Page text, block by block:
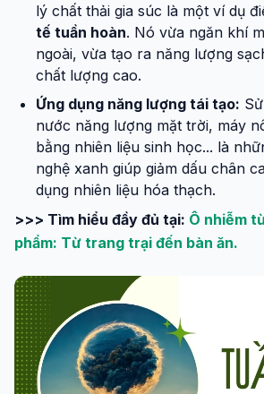
lý chất thải gia súc là một ví dụ
tế tuần hoàn. Nó vừa ngăn khí
ngoài, vừa tạo ra năng lượng
chất lượng cao.
Ứng dụng năng lượng tái tạo:
nước năng lượng mặt trời, máy
bằng nhiên liệu sinh học... là
nghệ xanh giúp giảm dấu chân
dụng nhiên liệu hóa thạch.
>>> Tìm hiểu đầy đủ tại: Ô nhiễm
phẩm: Từ trang trại đến bàn ăn.